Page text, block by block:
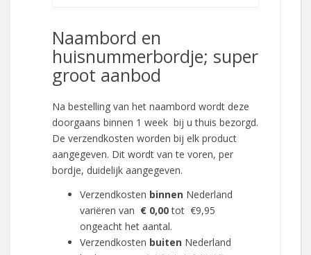
Naambord en
huisnummerbordje; super
groot aanbod
Na bestelling van het naambord wordt deze
doorgaans binnen 1 week bij u thuis bezorgd.
De verzendkosten worden bij elk product
aangegeven. Dit wordt van te voren, per
bordje, duidelijk aangegeven.
Verzendkosten binnen Nederland
variëren van € 0,00tot €9,95
ongeacht het aantal.
Verzendkosten buiten Nederland